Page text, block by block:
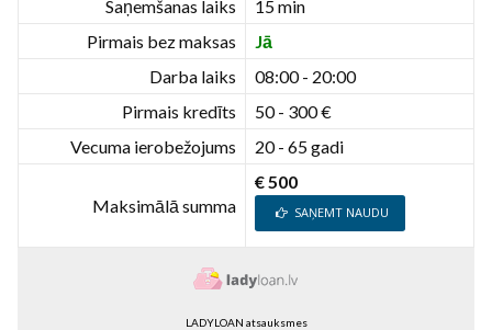
Saņemšanas laiks
15 min
Pirmais bez maksas
Jā
Darba laiks
08:00 - 20:00
Pirmais kredīts
50 - 300 €
Vecuma ierobežojums
20 - 65 gadi
Maksimālā summa
€ 500
SAŅEMT NAUDU
LADYLOAN atsauksmes